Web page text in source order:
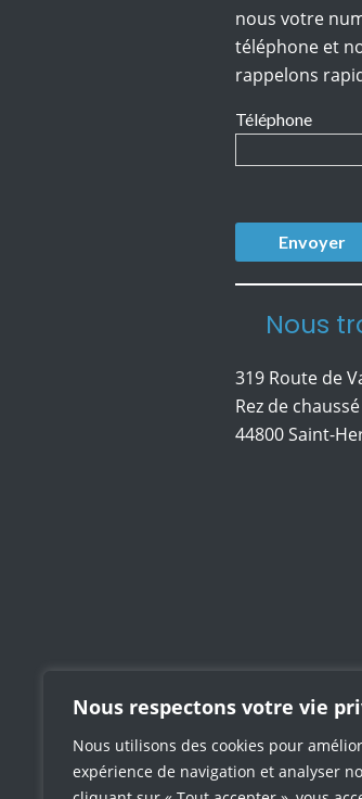
Nous respectons votre vie
Nous utilisons des cookies pour
expérience de navigation et analyser
nous votre
téléphone et
rappelons
Téléphone
Nous
319 Route de
Rez de chaussé
44800 Saint-